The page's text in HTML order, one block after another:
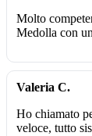
Molto
Medolla con
Valeria C.
Ho chiamato
veloce, tutto